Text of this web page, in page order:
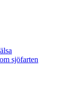
sjöfarten